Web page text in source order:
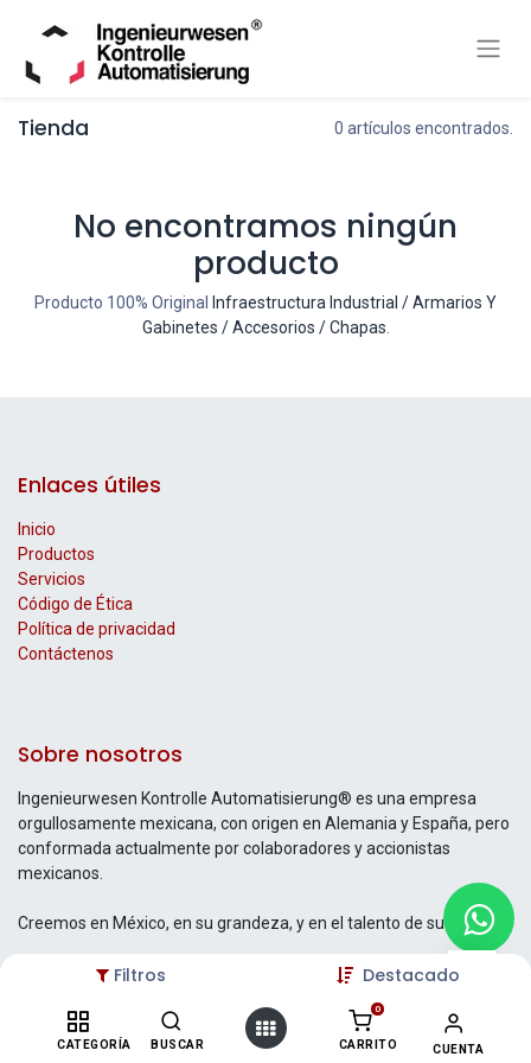
Filtros Destacado
CATEGORÍA BUSCAR
0
CARRITO CUENTA
Tienda 0 artículos encontrados.
No encontramos ningún
producto
Producto 100% Original
Infraestructura Industrial / Armarios Y
Gabinetes / Accesorios / Chapas
Enlaces útiles
Inicio
Productos
Servicios
Código de Ética
Política de privacidad
Contáctenos
Sobre nosotros
Ingenieurwesen Kontrolle Automatisierung® es una empresa
orgullosamente mexicana, con origen en Alemania y España, pero
conformada actualmente por colaboradores y accionistas
mexicanos.
Creemos en México, en su grandeza, y en el talento de su gente.
Contáctenos